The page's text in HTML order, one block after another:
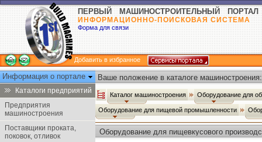
ПЕРВЫЙ МАШИНОСТРОИТЕЛЬНЫЙ ПОРТАЛ
ИНФОРМАЦИОННО-ПОИСКОВАЯ СИСТЕМА
Форма для связи
Добавить в избранное
Информация о портале
Каталоги предприятий
Предприятия
машиностроения
Поставщики проката,
поковок, отливок
Ваше положение в каталоге машиностроения:
Каталог машиностроения Оборудование для
Оборудование для пищевой промышленности
Оборудование для пищевкусового